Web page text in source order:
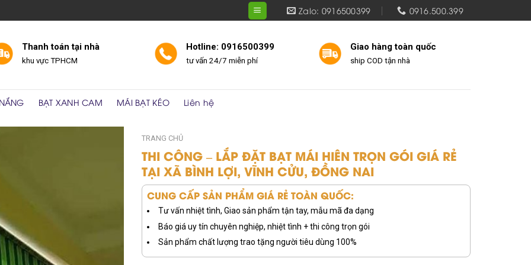
Zalo: 0916500399 0916.500.399
Thanh toán tại nhà
khu vực TPHCM
Hotline: 0916500399
tư vấn 24/7 miễn phí
Giao hàng toàn quốc
ship COD tận nhà
BẠT XANH CAM MÁI BẠT KÉO Liên hệ
TRANG CHỦ
THI CÔNG – LẮP ĐẶT BẠT MÁI HIÊN TRỌN GÓI GIÁ RẺ
TẠI XÃ BÌNH LỢI, VĨNH CỬU, ĐỒNG NAI
CUNG CẤP SẢN PHẨM GIÁ RẺ TOÀN QUỐC:
Tư vấn nhiệt tình, Giao sản phẩm tận tay, mẫu mã đa dạng
Báo giá uy tín chuyên nghiệp, nhiệt tình + thi công trọn gói
Sản phẩm chất lượng trao tặng người tiêu dùng 100%